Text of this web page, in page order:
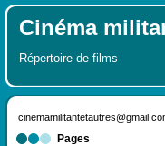
Cinéma
Répertoire de films
Pages